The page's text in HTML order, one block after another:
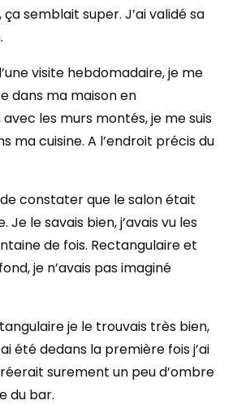
semblait super. J’ai validé sa
visite hebdomadaire, je me
dans ma maison en
les murs montés, je me suis
ma cuisine. A l’endroit précis du
constater que le salon était
Je le savais bien, j’avais vu les
de fois. Rectangulaire et
je n’avais pas imaginé
je le trouvais très bien,
été dedans la première fois j’ai
surement un peu d’ombre
du bar.